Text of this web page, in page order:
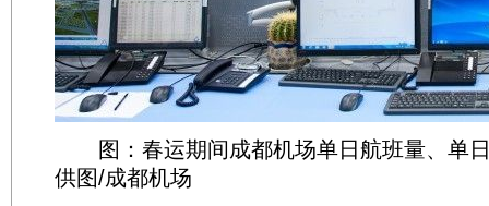
图：春运期间成都机场单日航班量、单
供图/成都机场